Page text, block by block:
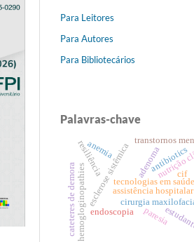
Para Leitores
Para Autores
Para Bibliotecários
Palavras-chave
adenoma
tecnologias em saúde
esclerose sistêmica
resiliência
cirurgia
nutrição
paresia
antibiotics
cif
assistência hospitalar
anemia
hemogloginopathies
cateteres de demora endoscopia
transtornos